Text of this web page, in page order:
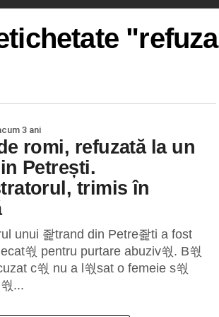
3 ani
romi, refuzată la un
Petrești.
trimis în
unui 좙trand din Petre좙ti a fost
쒃 pentru purtare abuziv쒃. B쒃
c쒃 nu a l쒃sat o femeie s쒃
...